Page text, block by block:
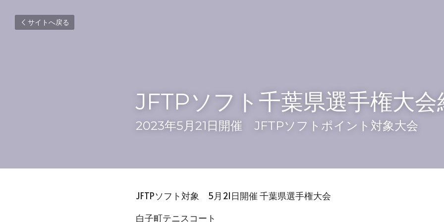
サイトへ戻る
JFTPソフト千葉県選手権大会
2023年5月21日開催　JFTPソフトポイント対象大会
JFTPソフト対象　5月21日開催 千葉県選手権大会
白子町テニスコート